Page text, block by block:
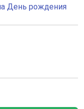
День рождения